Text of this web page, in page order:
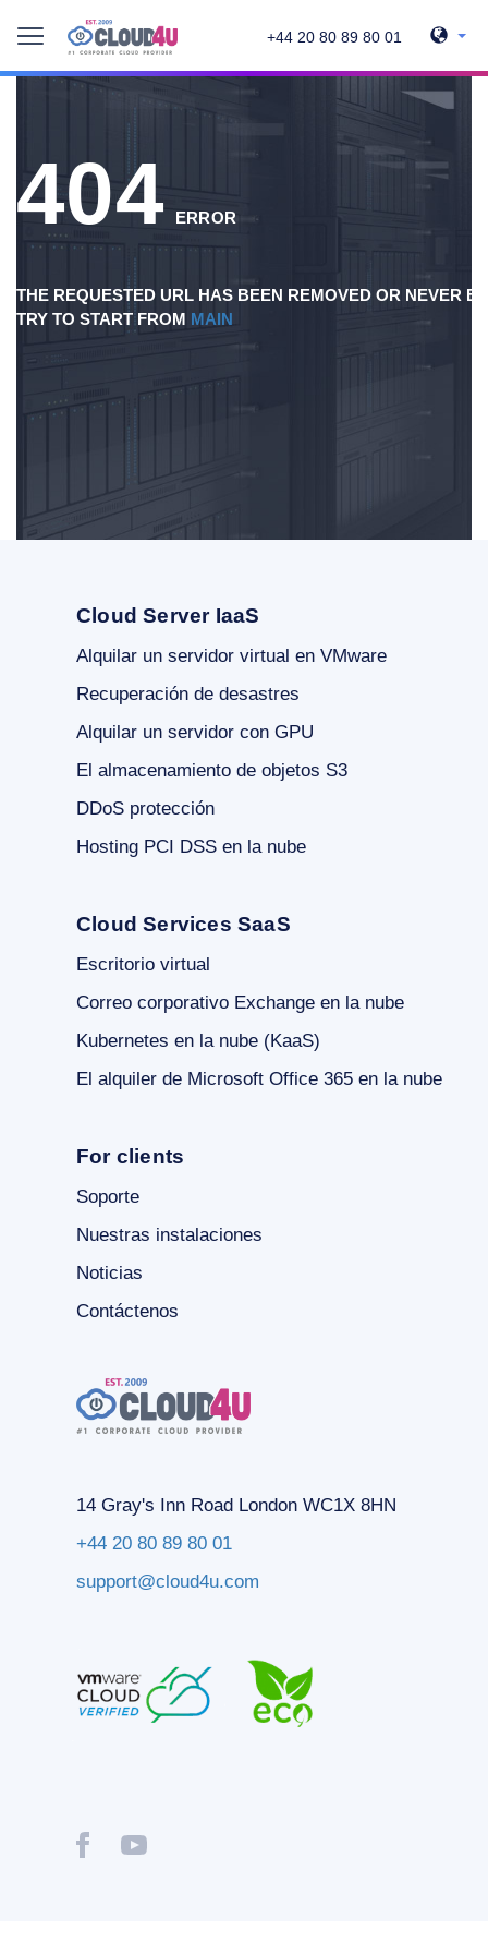
+44 20 80 89 80 01
404 ERROR
THE REQUESTED URL HAS BEEN REMOVED OR NEVER
TRY TO START FROM MAIN
Cloud Server IaaS
Alquilar un servidor virtual en VMware
Recuperación de desastres
Alquilar un servidor con GPU
El almacenamiento de objetos S3
DDoS protección
Hosting PCI DSS en la nube
Cloud Services SaaS
Escritorio virtual
Correo corporativo Exchange en la nube
Kubernetes en la nube (KaaS)
El alquiler de Microsoft Office 365 en la nube
For clients
Soporte
Nuestras instalaciones
Noticias
Contáctenos
14 Gray's Inn Road London WC1X 8HN
+44 20 80 89 80 01
support@cloud4u.com